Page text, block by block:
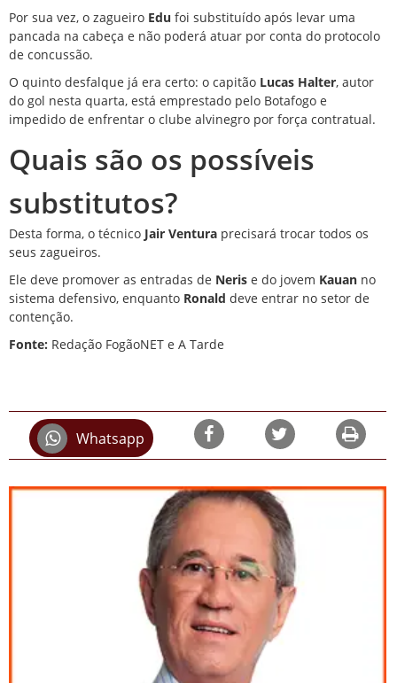
Por sua vez, o zagueiro Edu foi substituído após levar uma
pancada na cabeça e não poderá atuar por conta do protocolo
de concussão.
O quinto desfalque já era certo: o capitão Lucas Halter, autor
do gol nesta quarta, está emprestado pelo Botafogo e
impedido de enfrentar o clube alvinegro por força contratual.
Quais são os possíveis
substitutos?
Desta forma, o técnico Jair Ventura precisará trocar todos os
seus zagueiros.
Ele deve promover as entradas de Neris e do jovem Kauan no
sistema defensivo, enquanto Ronald deve entrar no setor de
contenção.
Fonte: Redação FogãoNET e A Tarde
Whatsapp